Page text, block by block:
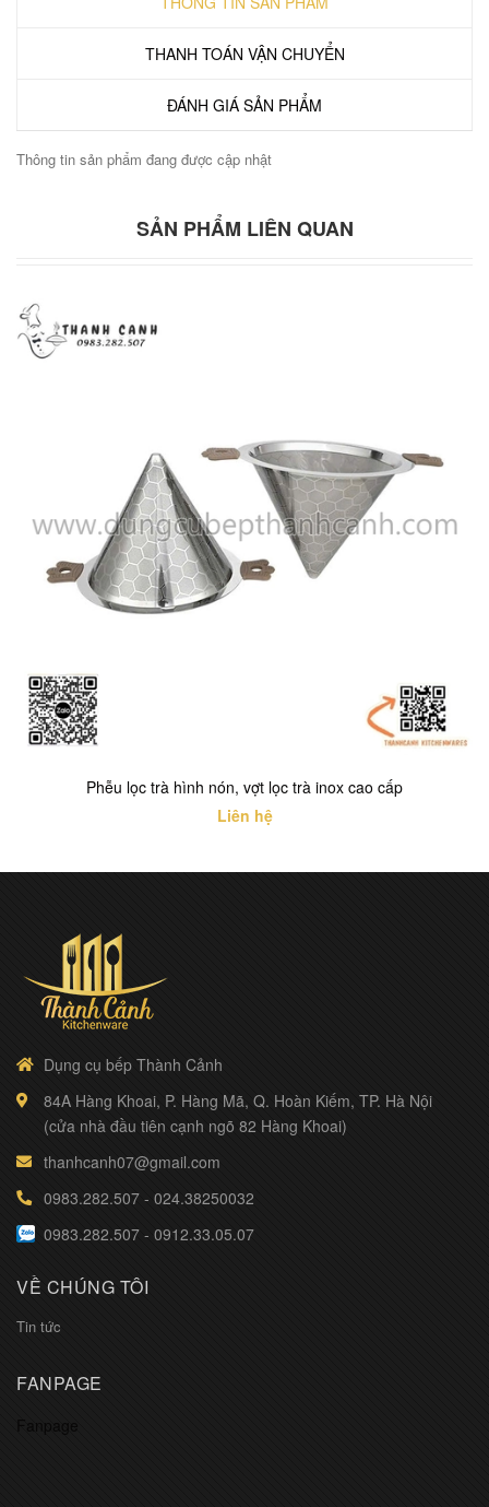
THANH TOÁN VẬN CHUYỂN
ĐÁNH GIÁ SẢN PHẨM
Thông tin sản phẩm đang được cập nhật
SẢN PHẨM LIÊN QUAN
Phễu lọc trà hình nón, vợt lọc trà inox cao cấp
Liên hệ
Dụng cụ bếp Thành Cảnh
84A Hàng Khoai, P. Hàng Mã, Q. Hoàn Kiếm, TP. Hà Nội
(cửa nhà đầu tiên cạnh ngõ 82 Hàng Khoai)
thanhcanh07@gmail.com
0983.282.507 - 024.38250032
0983.282.507 - 0912.33.05.07
VỀ CHÚNG TÔI
Tin tức
FANPAGE